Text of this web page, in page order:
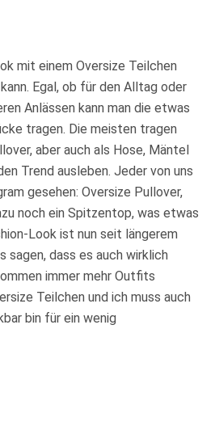
mit einem Oversize Teilchen
Egal, ob für den Alltag oder
Anlässen kann man die etwas
tragen. Die meisten tragen
aber auch als Hose, Mäntel
Trend ausleben. Jeder von uns
gesehen: Oversize Pullover,
noch ein Spitzentop, was etwas
Look ist nun seit längerem
sagen, dass es auch wirklich
immer mehr Outfits
Teilchen und ich muss auch
bin für ein wenig